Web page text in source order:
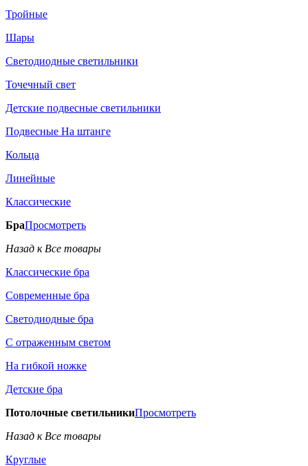
Тройные
Шары
Светодиодные светильники
Точечный свет
Детские подвесные светильники
Подвесные На штанге
Кольца
Линейные
Классические
БраПросмотреть
Назад к Все товары
Классические бра
Современные бра
Светодиодные бра
С отраженным светом
На гибкой ножке
Детские бра
Потолочные светильникиПросмотреть
Назад к Все товары
Круглые